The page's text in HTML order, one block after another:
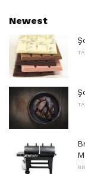
Newest